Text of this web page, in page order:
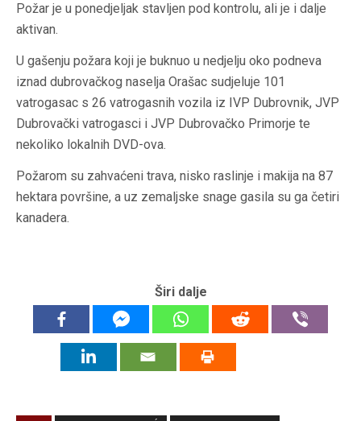
Požar je u ponedjeljak stavljen pod kontrolu, ali je i dalje
aktivan.
U gašenju požara koji je buknuo u nedjelju oko podneva
iznad dubrovačkog naselja Orašac sudjeluje 101
vatrogasac s 26 vatrogasnih vozila iz IVP Dubrovnik, JVP
Dubrovački vatrogasci i JVP Dubrovačko Primorje te
nekoliko lokalnih DVD-ova.
Požarom su zahvaćeni trava, nisko raslinje i makija na 87
hektara površine, a uz zemaljske snage gasila su ga četiri
kanadera.
Širi dalje